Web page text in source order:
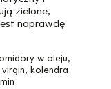
zielone,
naprawdę
w oleju,
kolendra